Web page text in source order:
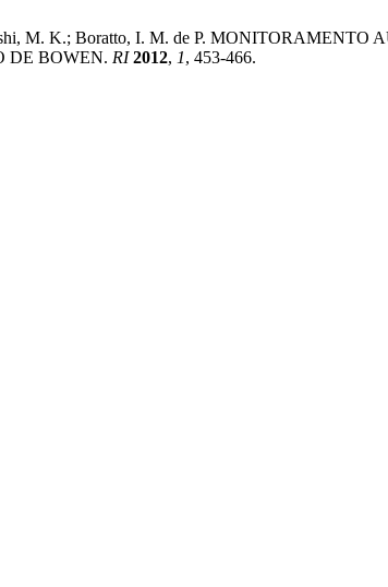
M. K.; Boratto, I. M. de P.
DE BOWEN. RI 2012, 1, 453-466.